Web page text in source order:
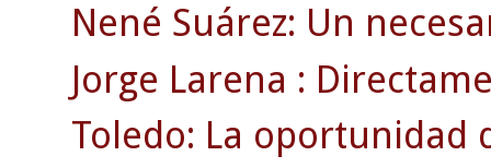
Nené Suárez: Un
Jorge Larena :
Toledo: La oportunidad